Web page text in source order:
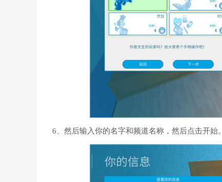
6、然后输入你的名字和频道名称，然后点击开始。